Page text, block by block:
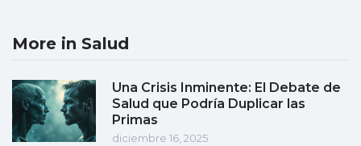
More in Salud
Una Crisis Inminente: El Debate de
Salud que Podría Duplicar las
Primas
diciembre 16, 2025